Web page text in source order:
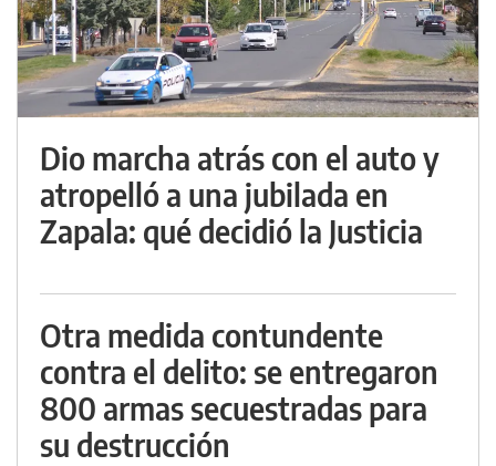
Dio marcha atrás con el auto y
atropelló a una jubilada en
Zapala: qué decidió la Justicia
Otra medida contundente
contra el delito: se entregaron
800 armas secuestradas para
su destrucción